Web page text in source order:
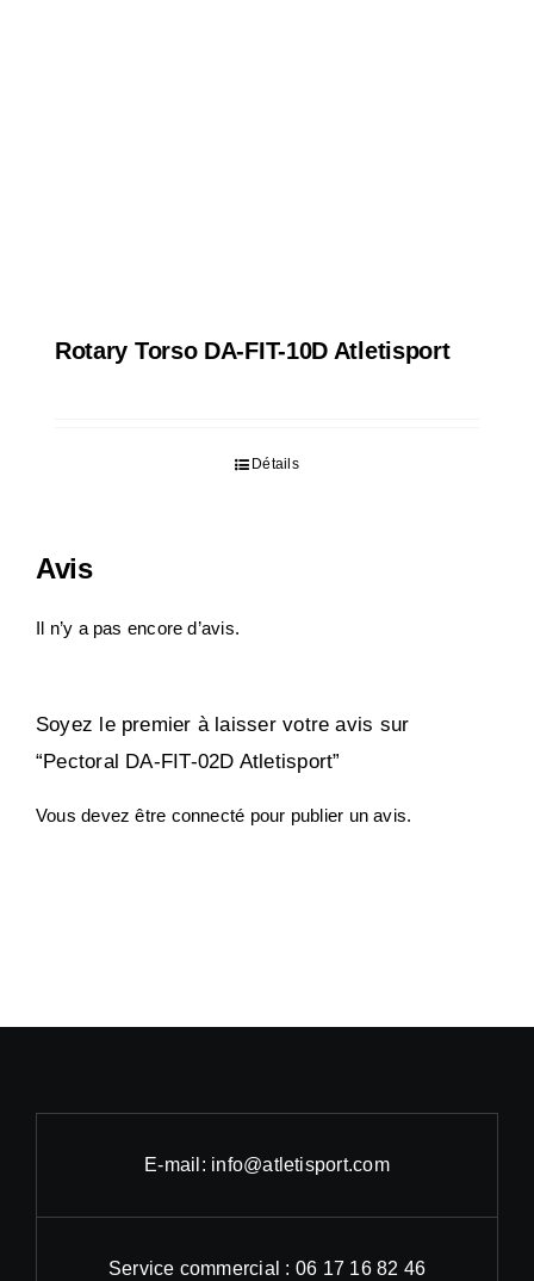
Rotary Torso DA-FIT-10D Atletisport
Détails
Avis
Il n’y a pas encore d’avis.
Soyez le premier à laisser votre avis sur
“Pectoral DA-FIT-02D Atletisport”
Vous devez être connecté pour publier un avis.
E-mail: info@atletisport.com
Service commercial : 06 17 16 82 46